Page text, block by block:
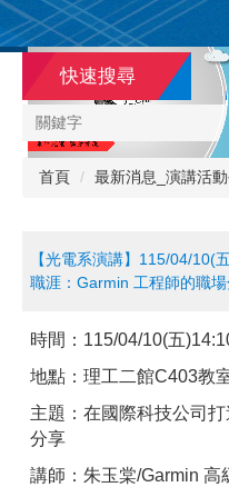
跳
到
快速搜尋
首頁 最新消息_演講活
【光電系演講】115/04/10(
職涯：Garmin 工程師的職
時間： 115/04/10(五
地點：理工二館C403教
主題：在國際科技公司
分享
講師：朱玉棠/Garmin 高